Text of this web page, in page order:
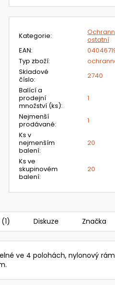
Kategorie:
ostatní
EAN:
Typ zboží:
Skladové
číslo:
2740
Balící a
prodejní
množství (ks):
1
Nejmenší
prodávané:
1
Ks v
nejmenším
balení:
20
Ks ve
skupinovém
balení:
20
Diskuze Značka
ve 4 polohách, nylonový